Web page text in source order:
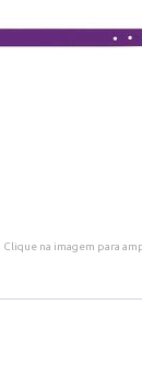
Clique na imagem para